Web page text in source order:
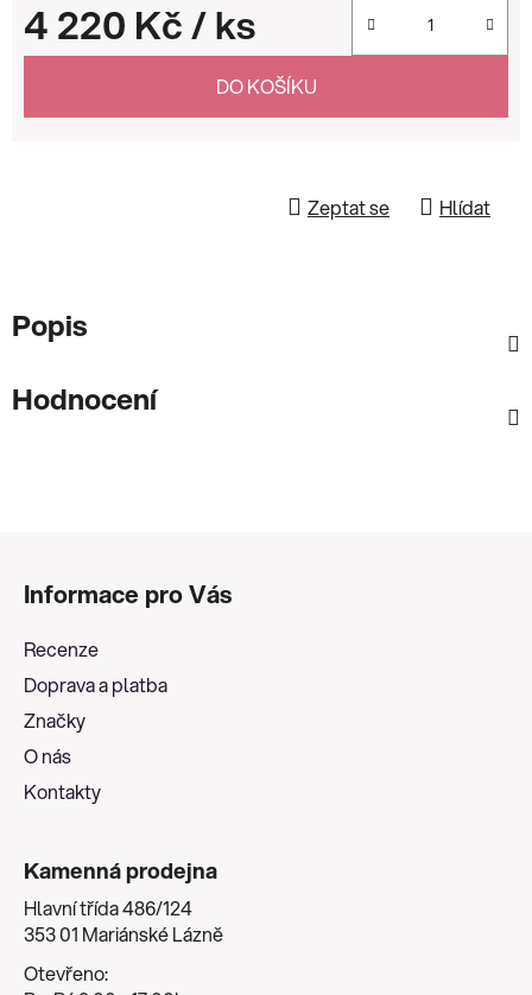
4 220 Kč/ ks
Měrná cena:
DO KOŠÍKU
Zeptat se Hlídat
Popis
Hodnocení
Informace pro Vás
Recenze
Doprava a platba
Značky
O nás
Kontakty
Kamenná prodejna
Hlavní třída 486/124
353 01 Mariánské Lázně
Otevřeno: